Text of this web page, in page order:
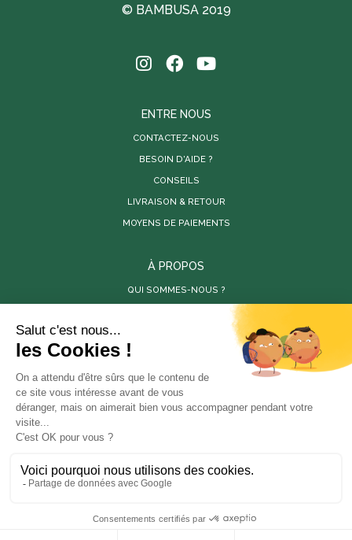
© BAMBUSA 2019
ENTRE NOUS
CONTACTEZ-NOUS
BESOIN D'AIDE ?
CONSEILS
LIVRAISON & RETOUR
MOYENS DE PAIEMENTS
À PROPOS
QUI SOMMES-NOUS ?
SITES PARTENAIRES
STORE-FACTORY
ANOVA BOIS
En poursuivant votre navigation sur ce site, vous
acceptez l'utilisation de cookies à des fins statistiques